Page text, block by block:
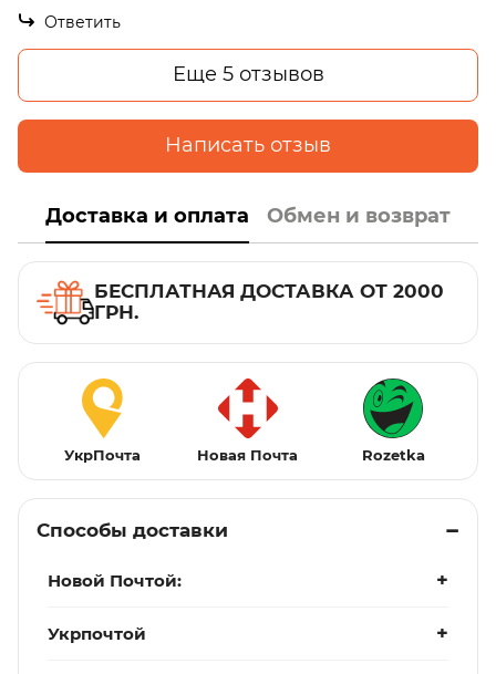
Ответить
Еще 5 отзывов
Написать отзыв
Доставка и оплата Обмен и возврат
БЕСПЛАТНАЯ ДОСТАВКА ОТ 2000
ГРН.
УкрПочта Новая Почта Rozetka
Способы доставки
Новой Почтой:
Укрпочтой